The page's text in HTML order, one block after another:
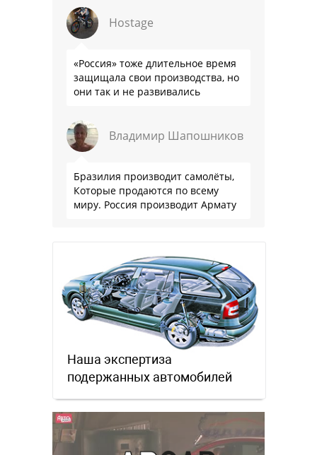
что прям эталон коррупции
Hostage
«Россия» тоже длительное время
защищала свои производства, но
они так и не развивались
Владимир Шапошников
Бразилия производит самолёты,
Которые продаются по всему
миру. Россия производит Армату
Наша экспертиза
подержанных автомобилей